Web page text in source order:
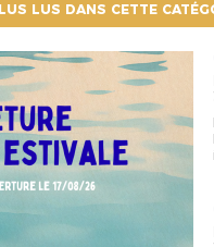
LUS DANS CETTE